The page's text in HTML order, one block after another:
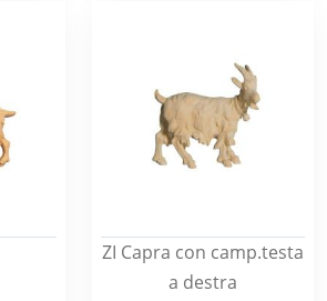
ZI Capra con camp.testa
a destra